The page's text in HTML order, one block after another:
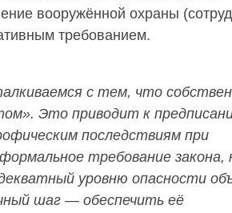
вооружённой охраны
требованием.
с тем, что
Это приводит к
последствиям при
требование закона,
уровню опасности
шаг — обеспечить её